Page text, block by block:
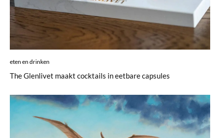
eten en drinken
The Glenlivet maakt cocktails in eetbare capsules